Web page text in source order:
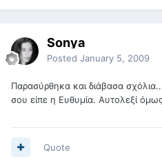
Sonya
Posted January 5, 2009
Παρασύρθηκα και διάβασα
σου είπε η Ευθυμία. Αυτολεξί
Quote